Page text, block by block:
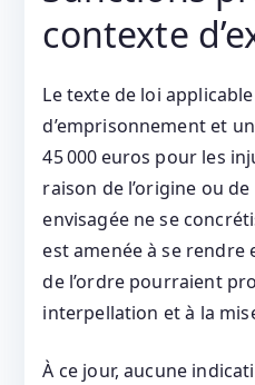
contexte
Le texte de loi
d’emprisonnement et
45 000 euros pour les
raison de l’origine ou
envisagée ne se
est amenée à se rendre
de l’ordre pourraient
interpellation et à la
À ce jour, aucune